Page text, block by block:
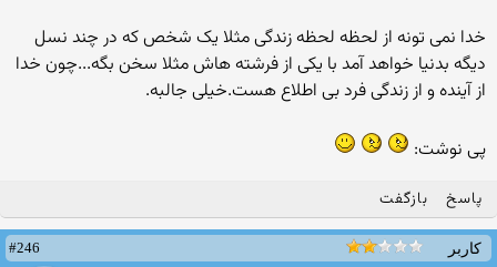
خدا نمی تونه از لحظه لحظه زندگی مثلا یک شخص که در چند نسل
دیگه بدنیا خواهد آمد با یکی از فرشته هاش مثلا سخن بگه...چون خدا
از آینده و از زندگی فرد بی اطلاع هست.خیلی جالبه.
پی نوشت:
پاسخ بازگفت
کاربر
#246